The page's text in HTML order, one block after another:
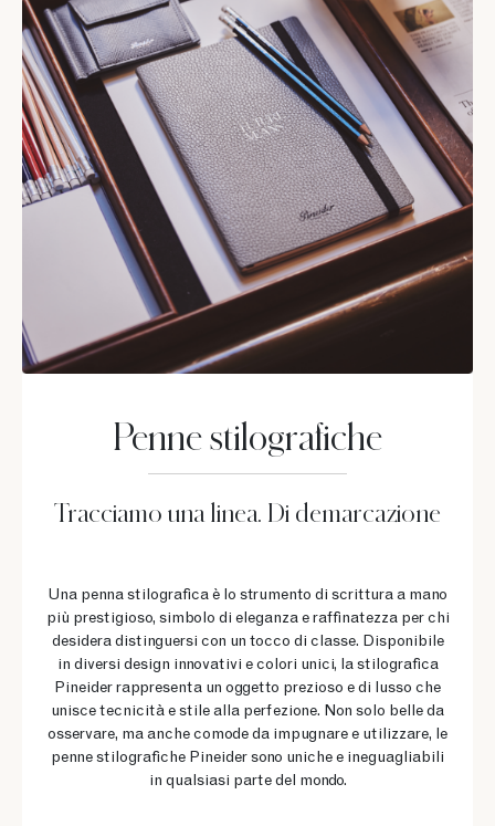
Penne stilografiche
Tracciamo una linea. Di demarcazione
Una penna stilografica è lo strumento di scrittura a mano
più prestigioso, simbolo di eleganza e raffinatezza per chi
desidera distinguersi con un tocco di classe. Disponibile
in diversi design innovativi e colori unici, la stilografica
Pineider rappresenta un oggetto prezioso e di lusso che
unisce tecnicità e stile alla perfezione. Non solo belle da
osservare, ma anche comode da impugnare e utilizzare, le
penne stilografiche Pineider sono uniche e ineguagliabili
in qualsiasi parte del mondo.